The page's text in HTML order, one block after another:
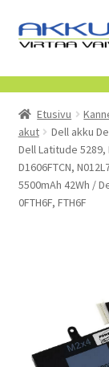
Siirry
navigointiin
Siirry
sisältöön
Kauppa
Tietoa meistä
Yrityksille
Toimitusehdot
Etusivu
akut
Dell akku
Dell Latitude 5289,
D1606FTCN,
5500mAh 42Wh /
0FTH6F, FTH6F